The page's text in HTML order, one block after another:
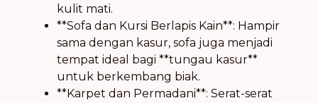
kulit mati.
**Sofa dan Kursi Berlapis Kain**: Hampir
sama dengan kasur, sofa juga menjadi
tempat ideal bagi **tungau kasur**
untuk berkembang biak.
**Karpet dan Permadani**: Serat-serat